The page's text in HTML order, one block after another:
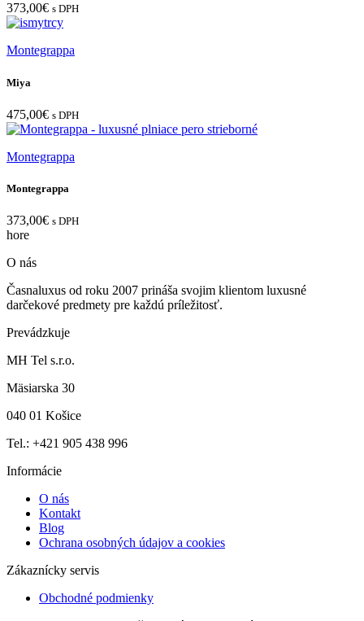
373,00€ s DPH
Montegrappa
Miya
475,00€ s DPH
Montegrappa
Montegrappa
373,00€ s DPH
hore
O nás
Časnaluxus od roku 2007 prináša svojim klientom luxusné
darčekové predmety pre každú príležitosť.
Prevádzkuje
MH Tel s.r.o.
Mäsiarska 30
040 01 Košice
Tel.: +421 905 438 996
Informácie
O nás
Kontakt
Blog
Ochrana osobných údajov a cookies
Zákaznícky servis
Obchodné podmienky